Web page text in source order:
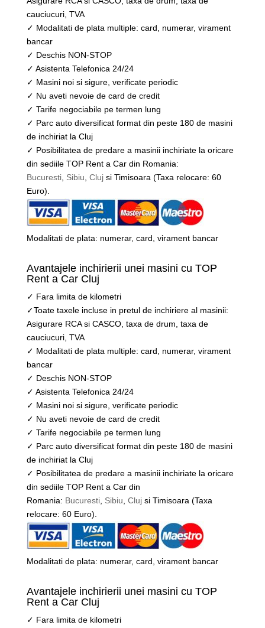
cauciucuri, TVA
✓ Modalitati de plata multiple: card, numerar, virament
bancar
✓ Deschis NON-STOP
✓ Asistenta Telefonica 24/24
✓ Masini noi si sigure, verificate periodic
✓ Nu aveti nevoie de card de credit
✓ Tarife negociabile pe termen lung
✓ Parc auto diversificat format din peste 180 de masini
de inchiriat la Cluj
✓ Posibilitatea de predare a masinii inchiriate la oricare
din sediile TOP Rent a Car din Romania:
Bucuresti, Sibiu Clujsi Timisoara (Taxa relocare: 60
Euro).
Modalitati de plata: numerar, card, virament bancar
Avantajele inchirierii unei masini cu TOP
Rent a Car Cluj
✓ Fara limita de kilometri
✓Toate taxele incluse in pretul de inchiriere al masinii:
Asigurare RCA si CASCO, taxa de drum, taxa de
cauciucuri, TVA
✓ Modalitati de plata multiple: card, numerar, virament
bancar
✓ Deschis NON-STOP
✓ Asistenta Telefonica 24/24
✓ Masini noi si sigure, verificate periodic
✓ Nu aveti nevoie de card de credit
✓ Tarife negociabile pe termen lung
✓ Parc auto diversificat format din peste 180 de masini
de inchiriat la Cluj
✓ Posibilitatea de predare a masinii inchiriate la oricare
din sediile TOP Rent a Car din
Romania: Bucuresti, Sibiu Clujsi Timisoara (Taxa
relocare: 60 Euro).
Modalitati de plata: numerar, card, virament bancar
Avantajele inchirierii unei masini cu TOP
Rent a Car Cluj
✓ Fara limita de kilometri